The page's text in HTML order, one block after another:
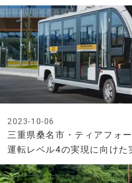
三重県桑名市・ティアフォ
運転レベル4の実現に向けた
2023-10-06